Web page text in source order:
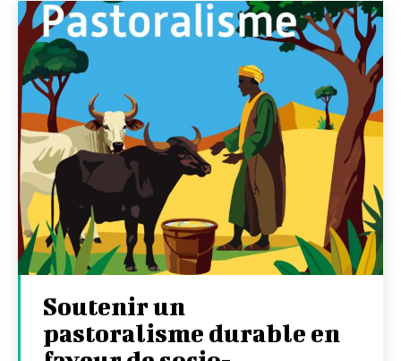
Soutenir un
pastoralisme durable en